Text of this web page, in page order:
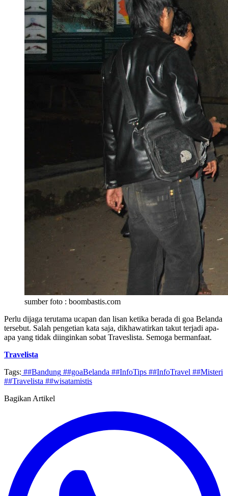
sumber foto : boombastis.com
Perlu dijaga terutama ucapan dan lisan ketika berada di goa Belanda
tersebut. Salah pengetian kata saja, dikhawatirkan takut terjadi apa-
apa yang tidak diinginkan sobat Traveslista. Semoga bermanfaat.
Travelista
Tags: ##Bandung ##goaBelanda ##InfoTips ##InfoTravel ##Misteri
##Travelista ##wisatamistis
Bagikan Artikel